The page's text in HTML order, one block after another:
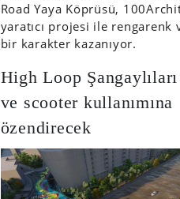
Road Yaya Köprüsü,
yaratıcı projesi ile rengarenk
bir karakter kazanıyor.
High Loop
ve scooter kullanımına
özendirecek